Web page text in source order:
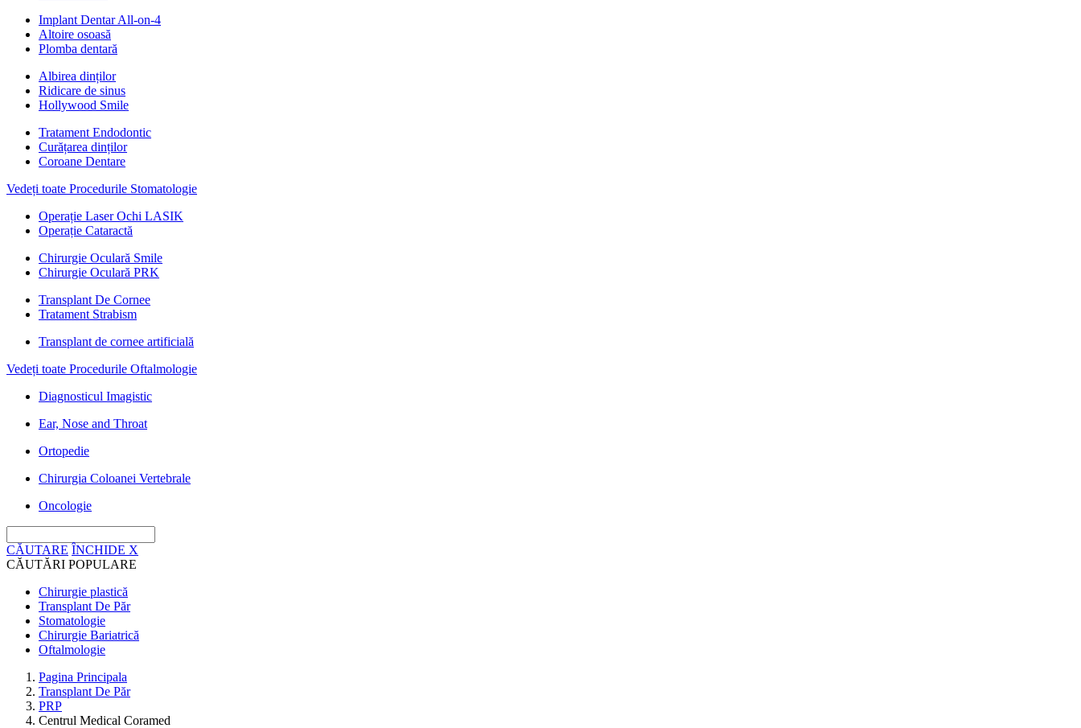
Implant Dentar All-on-4
Altoire osoasă
Plomba dentară
Albirea dinților
Ridicare de sinus
Hollywood Smile
Tratament Endodontic
Curățarea dinților
Coroane Dentare
Vedeți toate Procedurile Stomatologie
Operație Laser Ochi LASIK
Operație Cataractă
Chirurgie Oculară Smile
Chirurgie Oculară PRK
Transplant De Cornee
Tratament Strabism
Transplant de cornee artificială
Vedeți toate Procedurile Oftalmologie
Diagnosticul Imagistic
Ear, Nose and Throat
Ortopedie
Chirurgia Coloanei Vertebrale
Oncologie
CĂUTARE ÎNCHIDE X
CĂUTĂRI POPULARE
Chirurgie plastică
Transplant De Păr
Stomatologie
Chirurgie Bariatrică
Oftalmologie
Pagina Principala
Transplant De Păr
PRP
Centrul Medical Coramed